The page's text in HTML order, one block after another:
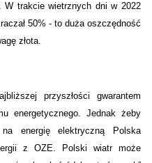
W trakcie wietrznych dni w 2022
50% - to duża oszczędność
złota.
przyszłości gwarantem
energetycznego. Jednak żeby
na energię elektryczną Polska
z OZE. Polski wiatr może